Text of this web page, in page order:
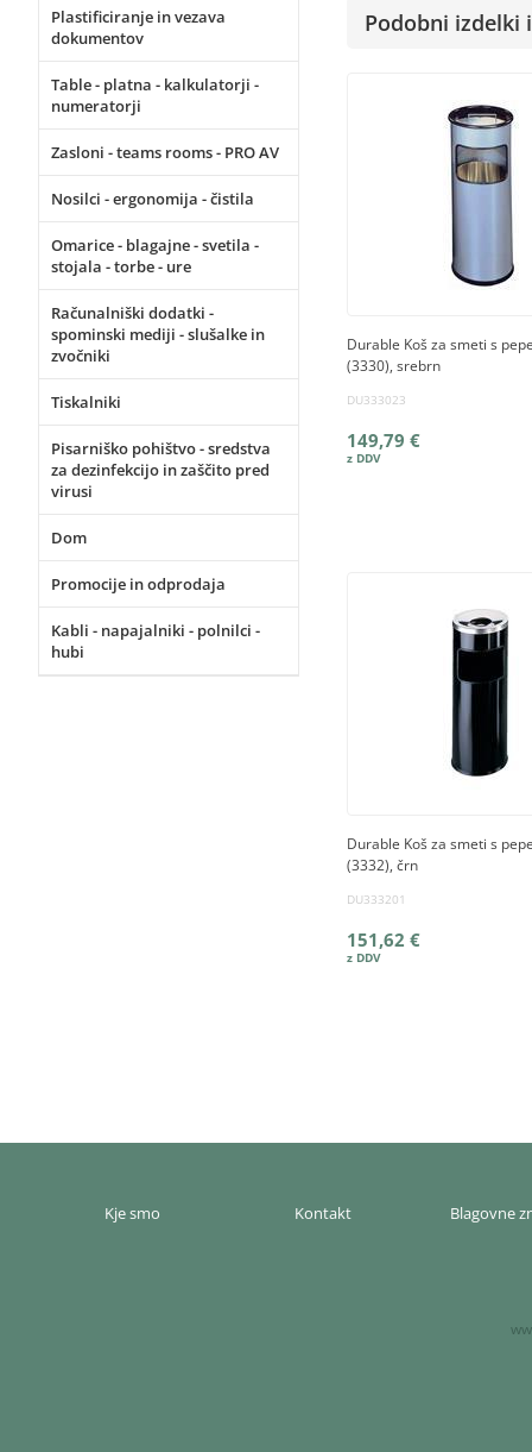
Plastificiranje in vezava
dokumentov
Table - platna - kalkulatorji -
numeratorji
Zasloni - teams rooms - PRO AV
Nosilci - ergonomija - čistila
Omarice - blagajne - svetila -
stojala - torbe - ure
Računalniški dodatki -
spominski mediji - slušalke in
zvočniki
Tiskalniki
Pisarniško pohištvo - sredstva
za dezinfekcijo in zaščito pred
virusi
Dom
Promocije in odprodaja
Kabli - napajalniki - polnilci -
hubi
Podobni izdelki
Durable Koš za smeti s
(3330), srebrn
DU333023
149,79 €
Durable Koš za smeti s
(3332), črn
DU333201
151,62 €
Kje smo Kontakt Blagovne